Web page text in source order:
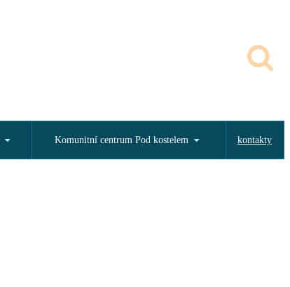
Komunitní centrum Pod kostelem kontakty